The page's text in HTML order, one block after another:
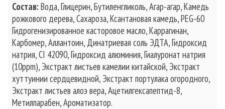
Состав:Вода, Глицерин, Бутиленгликоль, Агар-агар, Камедь
рожкового дерева, Сахароза, Ксантановая камедь, PEG-60
Гидрогенизированное касторовое масло, Каррагинан,
Карбомер, Аллантоин, Динатриевая соль ЭДТА, Гидроксид
натрия, CI 42090, Гидроксид алюминия, Гиалуронат натрия
(10ppm), Экстракт листьев камелии китайской, Экстракт
хуттуинии сердцевидной, Экстракт портулака огородного,
Экстракт листьев алоэ вера, Ацетилгексапептид-8,
Метилпарабен, Ароматизатор.